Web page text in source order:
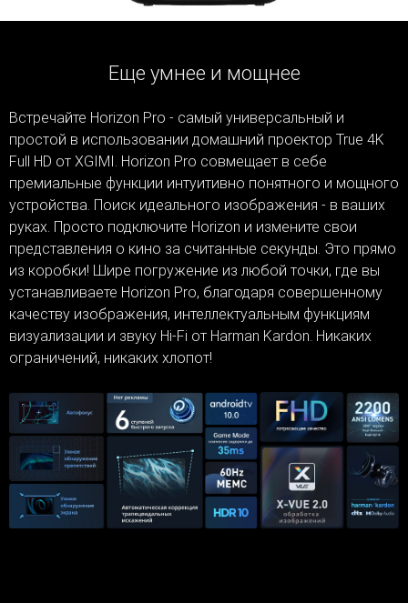
Еще умнее и мощнее
Встречайте Horizon Pro - самый универсальный и
простой в использовании домашний проектор True 4K
Full HD от XGIMI. Horizon Pro совмещает в себе
премиальные функции интуитивно понятного и мощного
устройства. Поиск идеального изображения - в ваших
руках. Просто подключите Horizon и измените свои
представления о кино за считанные секунды. Это прямо
из коробки! Шире погружение из любой точки, где вы
устанавливаете Horizon Pro, благодаря совершенному
качеству изображения, интеллектуальным функциям
визуализации и звуку Hi-Fi от Harman Kardon. Никаких
ограничений, никаких хлопот!